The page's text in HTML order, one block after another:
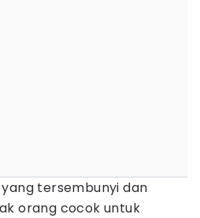
tersembunyi dan
orang cocok untuk